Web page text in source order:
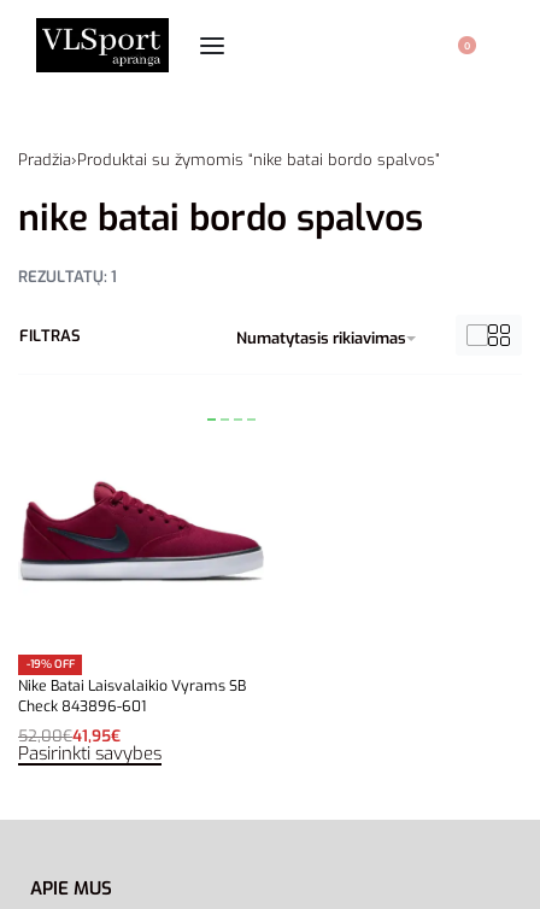
0
Pradžia›Produktai su žymomis “nike batai bordo spalvos”
nike batai bordo spalvos
REZULTATŲ: 1
Numatytasis rikiavimas
FILTRAS
-19% OFF
Nike Batai Laisvalaikio Vyrams SB
Check 843896-601
52,00€41,95€
Pasirinkti savybes
APIE MUS